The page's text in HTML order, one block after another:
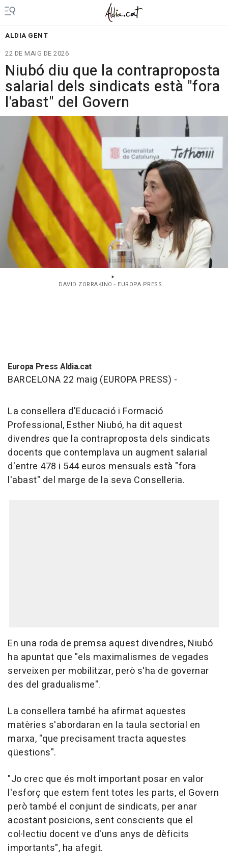
ALDIA GENT
22 DE MAIG DE 2026
Niubó diu que la contraproposta
salarial dels sindicats està "fora
l'abast" del Govern
DAVID ZORRAKINO - EUROPA PRESS
Europa Press Aldia.cat
BARCELONA 22 maig (EUROPA PRESS) -
La consellera d'Educació i Formació
Professional, Esther Niubó, ha dit aquest
divendres que la contraproposta dels sindicats
docents que contemplava un augment salarial
d'entre 478 i 544 euros mensuals està "fora
l'abast" del marge de la seva Conselleria.
En una roda de premsa aquest divendres, Niubó
ha apuntat que "els maximalismes de vegades
serveixen per mobilitzar, però s'ha de governar
des del gradualisme".
La consellera també ha afirmat aquestes
matèries s'abordaran en la taula sectorial en
marxa, "que precisament tracta aquestes
qüestions".
"Jo crec que és molt important posar en valor
l'esforç que estem fent totes les parts, el Govern
però també el conjunt de sindicats, per anar
acostant posicions, sent conscients que el
col·lectiu docent ve d'uns anys de dèficits
importants", ha afegit.